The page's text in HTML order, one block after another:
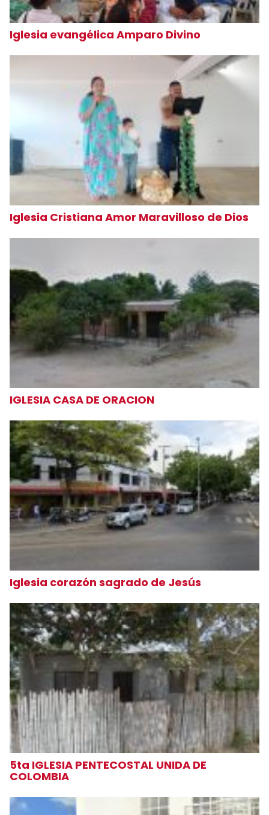
Iglesia evangélica Amparo Divino
Iglesia Cristiana Amor Maravilloso de Dios
IGLESIA CASA DE ORACION
Iglesia corazón sagrado de Jesús
5ta IGLESIA PENTECOSTAL UNIDA DE
COLOMBIA